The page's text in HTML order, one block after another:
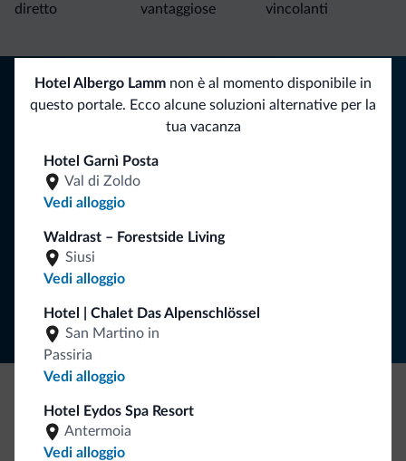
Hotel Albergo Lamm non è al momento disponibile in
questo portale. Ecco alcune soluzioni alternative per la
tua vacanza
Hotel Garnì Posta
Val di Zoldo
Vedi alloggio
Waldrast – Forestside Living
Siusi
Vedi alloggio
Hotel | Chalet Das Alpenschlössel
San Martino in
Passiria
Vedi alloggio
Hotel Eydos Spa Resort
Antermoia
Vedi alloggio
diretto
vantaggiose
vincolanti
Consigli dalle Dolomiti
Riceverai informazioni, offerte esclusive e news per la tua
Be Original, scopri la nuova collezione
Ce l'avete chiesto in tanti. Ecco la nuova collezione firmata